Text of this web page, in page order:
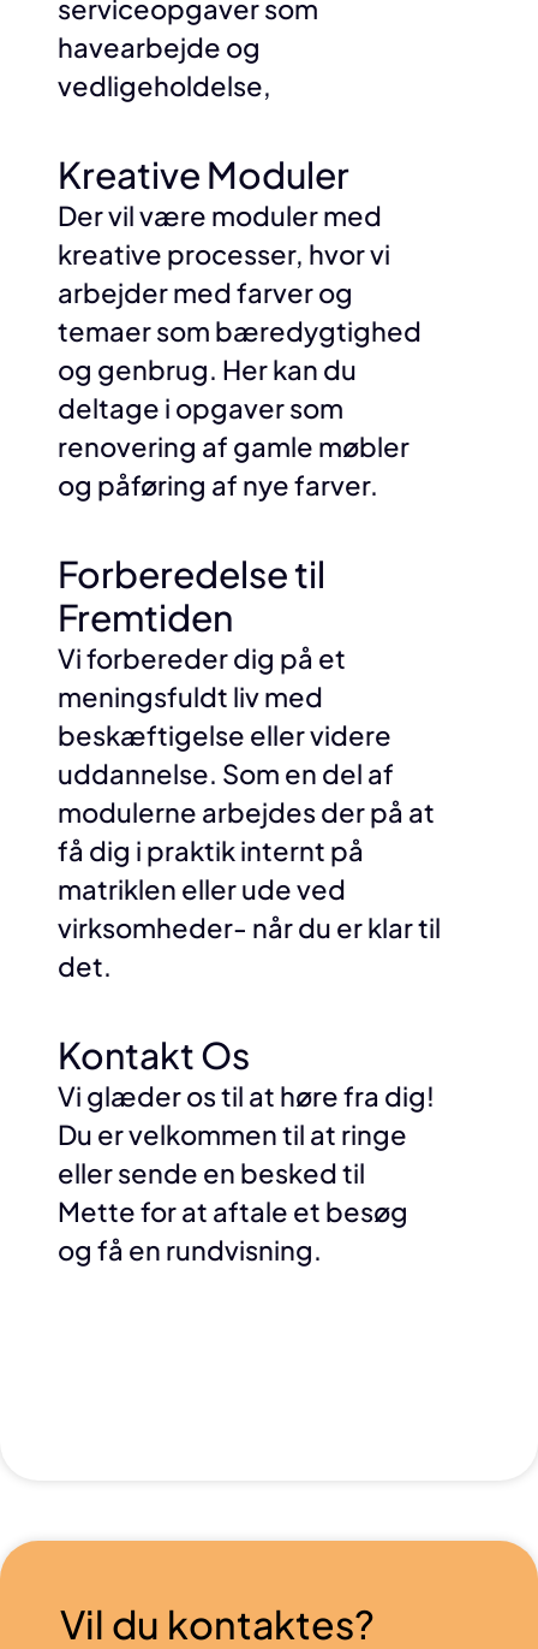
serviceopgaver som
havearbejde og
vedligeholdelse,
Kreative Moduler
Der vil være moduler med
kreative processer, hvor vi
arbejder med farver og
temaer som bæredygtighed
og genbrug. Her kan du
deltage i opgaver som
renovering af gamle møbler
og påføring af nye farver.
Forberedelse til
Fremtiden
Vi forbereder dig på et
meningsfuldt liv med
beskæftigelse eller videre
uddannelse. Som en del af
modulerne arbejdes der på at
få dig i praktik internt på
matriklen eller ude ved
virksomheder- når du er klar til
det.
Kontakt Os
Vi glæder os til at høre fra dig!
Du er velkommen til at ringe
eller sende en besked til
Mette for at aftale et besøg
og få en rundvisning.
Vil du kontaktes?